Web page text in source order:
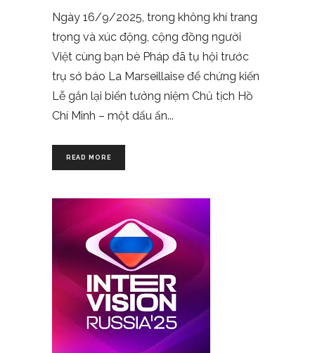
Ngày 16/9/2025, trong không khí trang
trọng và xúc động, cộng đồng người
Việt cùng bạn bè Pháp đã tụ hội trước
trụ sở báo La Marseillaise để chứng kiến
Lễ gắn lại biển tưởng niệm Chủ tịch Hồ
Chí Minh – một dấu ấn
READ MORE